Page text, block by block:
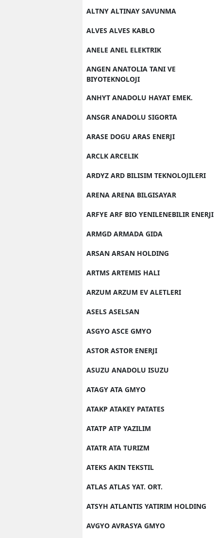
ALTNY ALTINAY SAVUNMA
ALVES ALVES KABLO
ANELE ANEL ELEKTRIK
ANGEN ANATOLIA TANI VE
BIYOTEKNOLOJI
ANHYT ANADOLU HAYAT EMEK.
ANSGR ANADOLU SIGORTA
ARASE DOGU ARAS ENERJI
ARCLK ARCELIK
ARDYZ ARD BILISIM TEKNOLOJILERI
ARENA ARENA BILGISAYAR
ARFYE ARF BIO YENILENEBILIR ENERJI
ARMGD ARMADA GIDA
ARSAN ARSAN HOLDING
ARTMS ARTEMIS HALI
ARZUM ARZUM EV ALETLERI
ASELS ASELSAN
ASGYO ASCE GMYO
ASTOR ASTOR ENERJI
ASUZU ANADOLU ISUZU
ATAGY ATA GMYO
ATAKP ATAKEY PATATES
ATATP ATP YAZILIM
ATATR ATA TURIZM
ATEKS AKIN TEKSTIL
ATLAS ATLAS YAT. ORT.
ATSYH ATLANTIS YATIRIM HOLDING
AVGYO AVRASYA GMYO